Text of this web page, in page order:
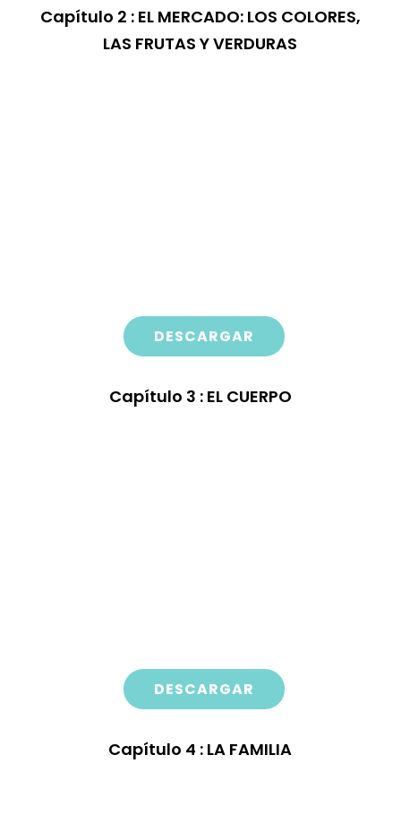
Capítulo 2 : EL MERCADO: LOS COLORES,
LAS FRUTAS Y VERDURAS
DESCARGAR
Capítulo 3 : EL CUERPO
DESCARGAR
Capítulo 4 : LA FAMILIA